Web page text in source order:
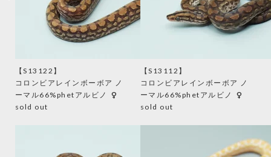
【S13122】
コロンビアレインボーボア ノ
ーマル66%phetアルビノ
female
sold out
【S13112】
コロンビアレインボーボア ノ
ーマル66%phetアルビノ
female
sold out